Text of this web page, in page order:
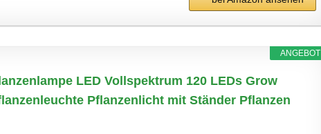
ANGEBOT
LED Vollspektrum 120 LEDs Grow
Pflanzenlicht mit Ständer Pflanzen